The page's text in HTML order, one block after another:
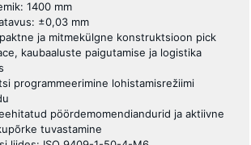
1400 mm
±0,03 mm
ja mitmekülgne konstruktsioon pick
kaubaaluste paigutamise ja logistika
programmeerimine lohistamisrežiimi
pöördemomendiandurid ja aktiivne
tuvastamine